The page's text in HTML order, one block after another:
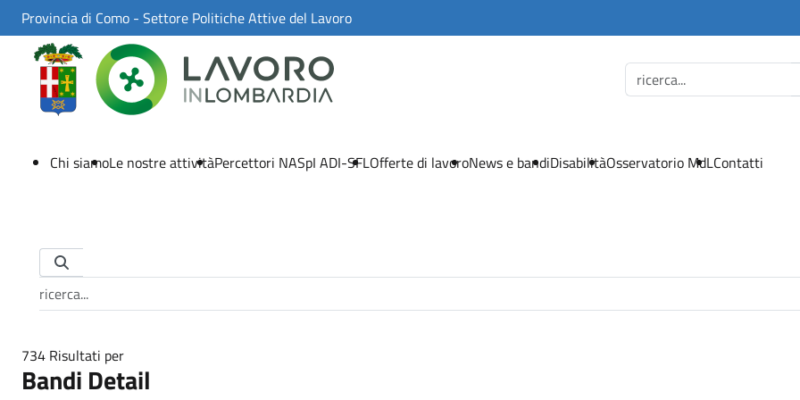
Skip to Main Content
Provincia di Como - Settore Politiche Attive del Lavoro
Chi siamoLe nostre attivitàPercettori NASpI ADI-SFLOfferte di lavoroNews e bandiDisabilitàOsservatorio MdLContatti
Barra di ricerca
734 Risultati per
Bandi Detail